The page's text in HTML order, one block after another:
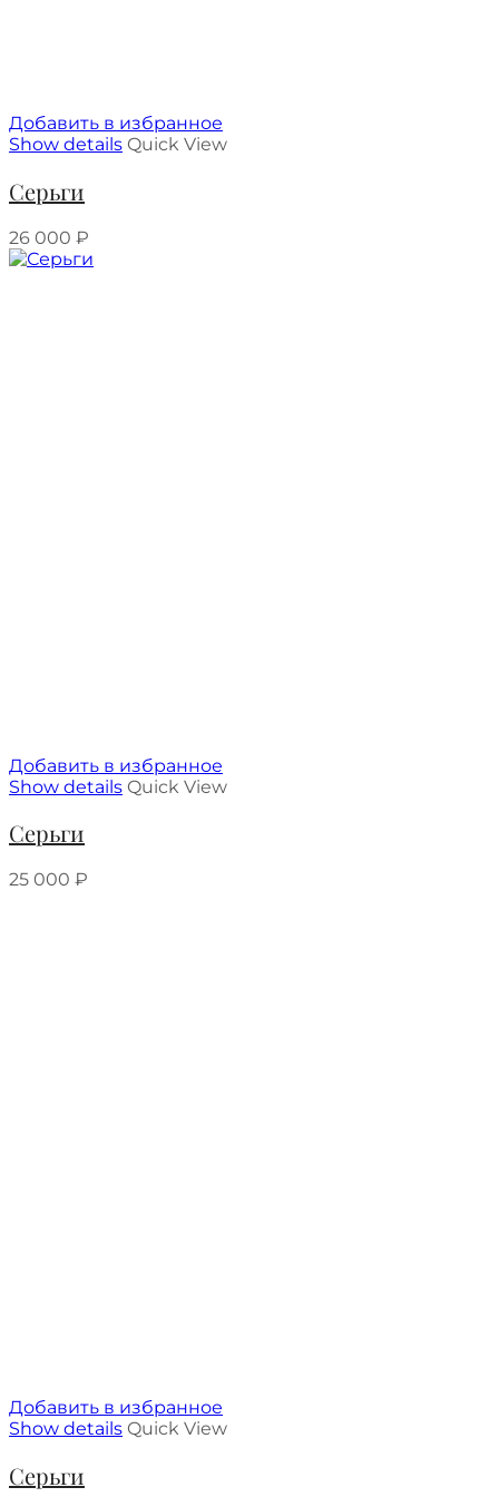
Добавить в избранное
Show details Quick View
Серьги
26 000 ₽
Добавить в избранное
Show details Quick View
Серьги
25 000 ₽
Добавить в избранное
Show details Quick View
Серьги